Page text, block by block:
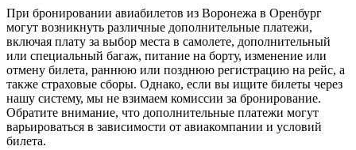
При бронировании авиабилетов из Воронежа в Оренбург
могут возникнуть различные дополнительные платежи,
включая плату за выбор места в самолете, дополнительный
или специальный багаж, питание на борту, изменение или
отмену билета, раннюю или позднюю регистрацию на рейс, а
также страховые сборы. Однако, если вы ищите билеты через
нашу систему, мы не взимаем комиссии за бронирование.
Обратите внимание, что дополнительные платежи могут
варьироваться в зависимости от авиакомпании и условий
билета.